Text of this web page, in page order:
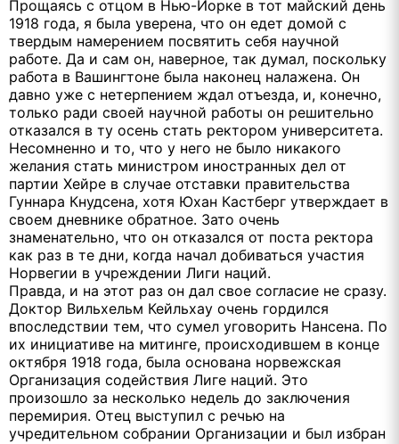
Прощаясь с отцом в Нью-Йорке в тот майский день
1918 года, я была уверена, что он едет домой с
твердым намерением посвятить себя научной
работе. Да и сам он, наверное, так думал, поскольку
работа в Вашингтоне была наконец налажена. Он
давно уже с нетерпением ждал отъезда, и, конечно,
только ради своей научной работы он решительно
отказался в ту осень стать ректором университета.
Несомненно и то, что у него не было никакого
желания стать министром иностранных дел от
партии Хейре в случае отставки правительства
Гуннара Кнудсена, хотя Юхан Кастберг утверждает в
своем дневнике обратное. Зато очень
знаменательно, что он отказался от поста ректора
как раз в те дни, когда начал добиваться участия
Норвегии в учреждении Лиги наций.
Правда, и на этот раз он дал свое согласие не сразу.
Доктор Вильхельм Кейльхау очень гордился
впоследствии тем, что сумел уговорить Нансена. По
их инициативе на митинге, происходившем в конце
октября 1918 года, была основана норвежская
Организация содействия Лиге наций. Это
произошло за несколько недель до заключения
перемирия. Отец выступил с речью на
учредительном собрании Организации и был избран